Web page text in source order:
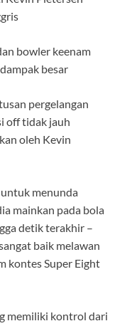
pergelangan
off tidak jauh
oleh Kevin
menunda
mainkan pada bola
detik terakhir –
baik melawan
kontes Super Eight
memiliki kontrol dari